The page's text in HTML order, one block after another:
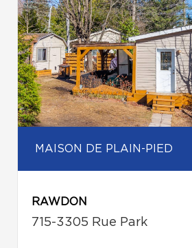
MAISON DE PLAIN-PIED
RAWDON
715-3305 Rue Park